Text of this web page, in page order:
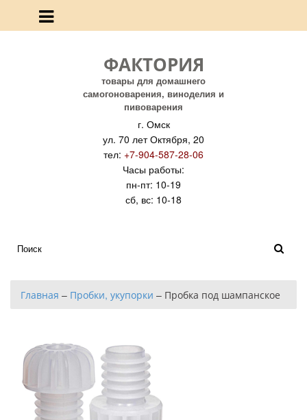
ФАКТОРИЯ
товары для домашнего
самогоноварения, виноделия и
пивоварения
г. Омск
ул. 70 лет Октября, 20
тел: +7-904-587-28-06
Часы работы:
пн-пт: 10-19
сб, вс: 10-18
Главная – Пробки, укупорки – Пробка под шампанское